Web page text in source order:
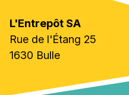
L'Entrepôt SA
Rue de l'Étang 25
1630 Bulle